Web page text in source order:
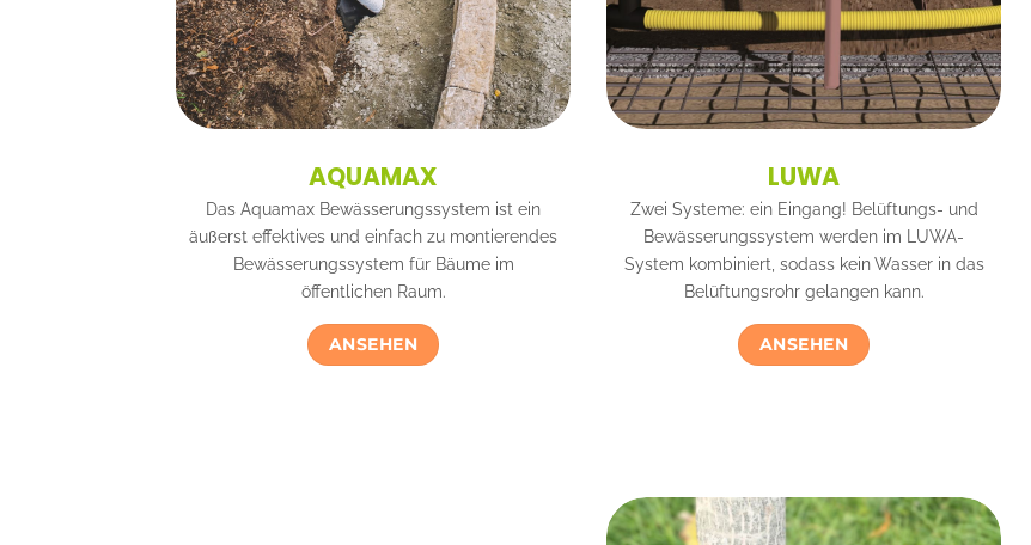
AQUAMAX
Das Aquamax Bewässerungssystem ist ein
äußerst effektives und einfach zu montierendes
Bewässerungssystem für Bäume im
öffentlichen Raum.
ANSEHEN
LUWA
Zwei Systeme: ein Eingang! Belüftungs- und
Bewässerungssystem werden im LUWA-
System kombiniert, sodass kein Wasser in das
Belüftungsrohr gelangen kann.
ANSEHEN